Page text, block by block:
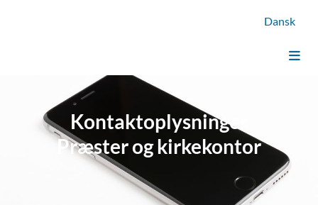
Dansk
Kontaktoplysninger
Præster og kirkekontor